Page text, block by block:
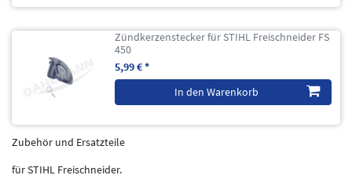
Zündkerzenstecker für STIHL Freischneider FS
450
5,99 € *
In den Warenkorb
Zubehör und Ersatzteile
für STIHL Freischneider.